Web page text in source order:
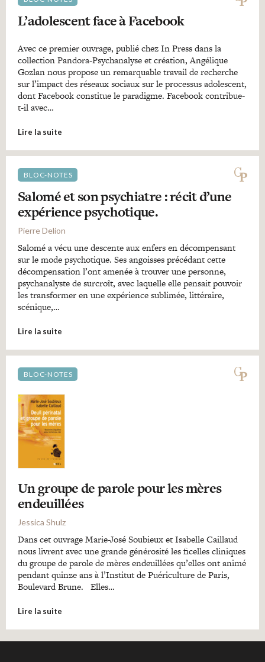
L’adolescent face à Facebook
Avec ce premier ouvrage, publié chez In Press dans la
collection Pandora-Psychanalyse et création, Angélique
Gozlan nous propose un remarquable travail de recherche
sur l’impact des réseaux sociaux sur le processus adolescent,
dont Facebook constitue le paradigme. Facebook contribue-
t-il avec…
Lire la suite
BLOC-NOTES
Salomé et son psychiatre : récit d’une
expérience psychotique.
Pierre Delion
Salomé a vécu une descente aux enfers en décompensant
sur le mode psychotique. Ses angoisses précédant cette
décompensation l’ont amenée à trouver une personne,
psychanalyste de surcroît, avec laquelle elle pensait pouvoir
les transformer en une expérience sublimée, littéraire,
scénique,…
Lire la suite
BLOC-NOTES
Un groupe de parole pour les mères
endeuillées
Jessica Shulz
Dans cet ouvrage Marie-José Soubieux et Isabelle Caillaud
nous livrent avec une grande générosité les ficelles cliniques
du groupe de parole de mères endeuillées qu’elles ont animé
pendant quinze ans à l’Institut de Puériculture de Paris,
Boulevard Brune. Elles…
Lire la suite